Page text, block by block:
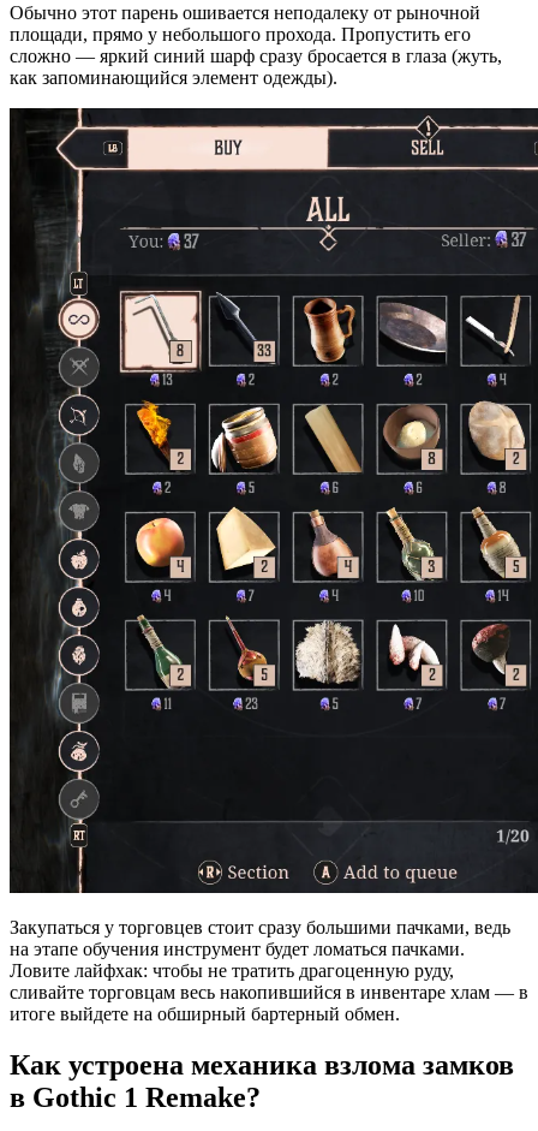
Обычно этот парень ошивается неподалеку от рыночной
площади, прямо у небольшого прохода. Пропустить его
сложно — яркий синий шарф сразу бросается в глаза (жуть,
как запоминающийся элемент одежды).
Закупаться у торговцев стоит сразу большими пачками, ведь
на этапе обучения инструмент будет ломаться пачками.
Ловите лайфхак: чтобы не тратить драгоценную руду,
сливайте торговцам весь накопившийся в инвентаре хлам — в
итоге выйдете на обширный бартерный обмен.
Как устроена механика взлома замков
в Gothic 1 Remake?